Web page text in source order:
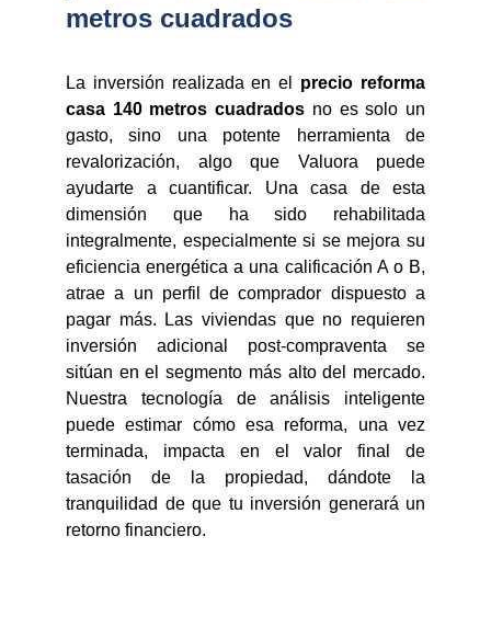
metros cuadrados
La inversión realizada en el precio reforma
casa 140 metros cuadrados no es solo un
gasto, sino una potente herramienta de
revalorización, algo que Valuora puede
ayudarte a cuantificar. Una casa de esta
dimensión que ha sido rehabilitada
integralmente, especialmente si se mejora su
eficiencia energética a una calificación A o B,
atrae a un perfil de comprador dispuesto a
pagar más. Las viviendas que no requieren
inversión adicional post-compraventa se
sitúan en el segmento más alto del mercado.
Nuestra tecnología de análisis inteligente
puede estimar cómo esa reforma, una vez
terminada, impacta en el valor final de
tasación de la propiedad, dándote la
tranquilidad de que tu inversión generará un
retorno financiero.